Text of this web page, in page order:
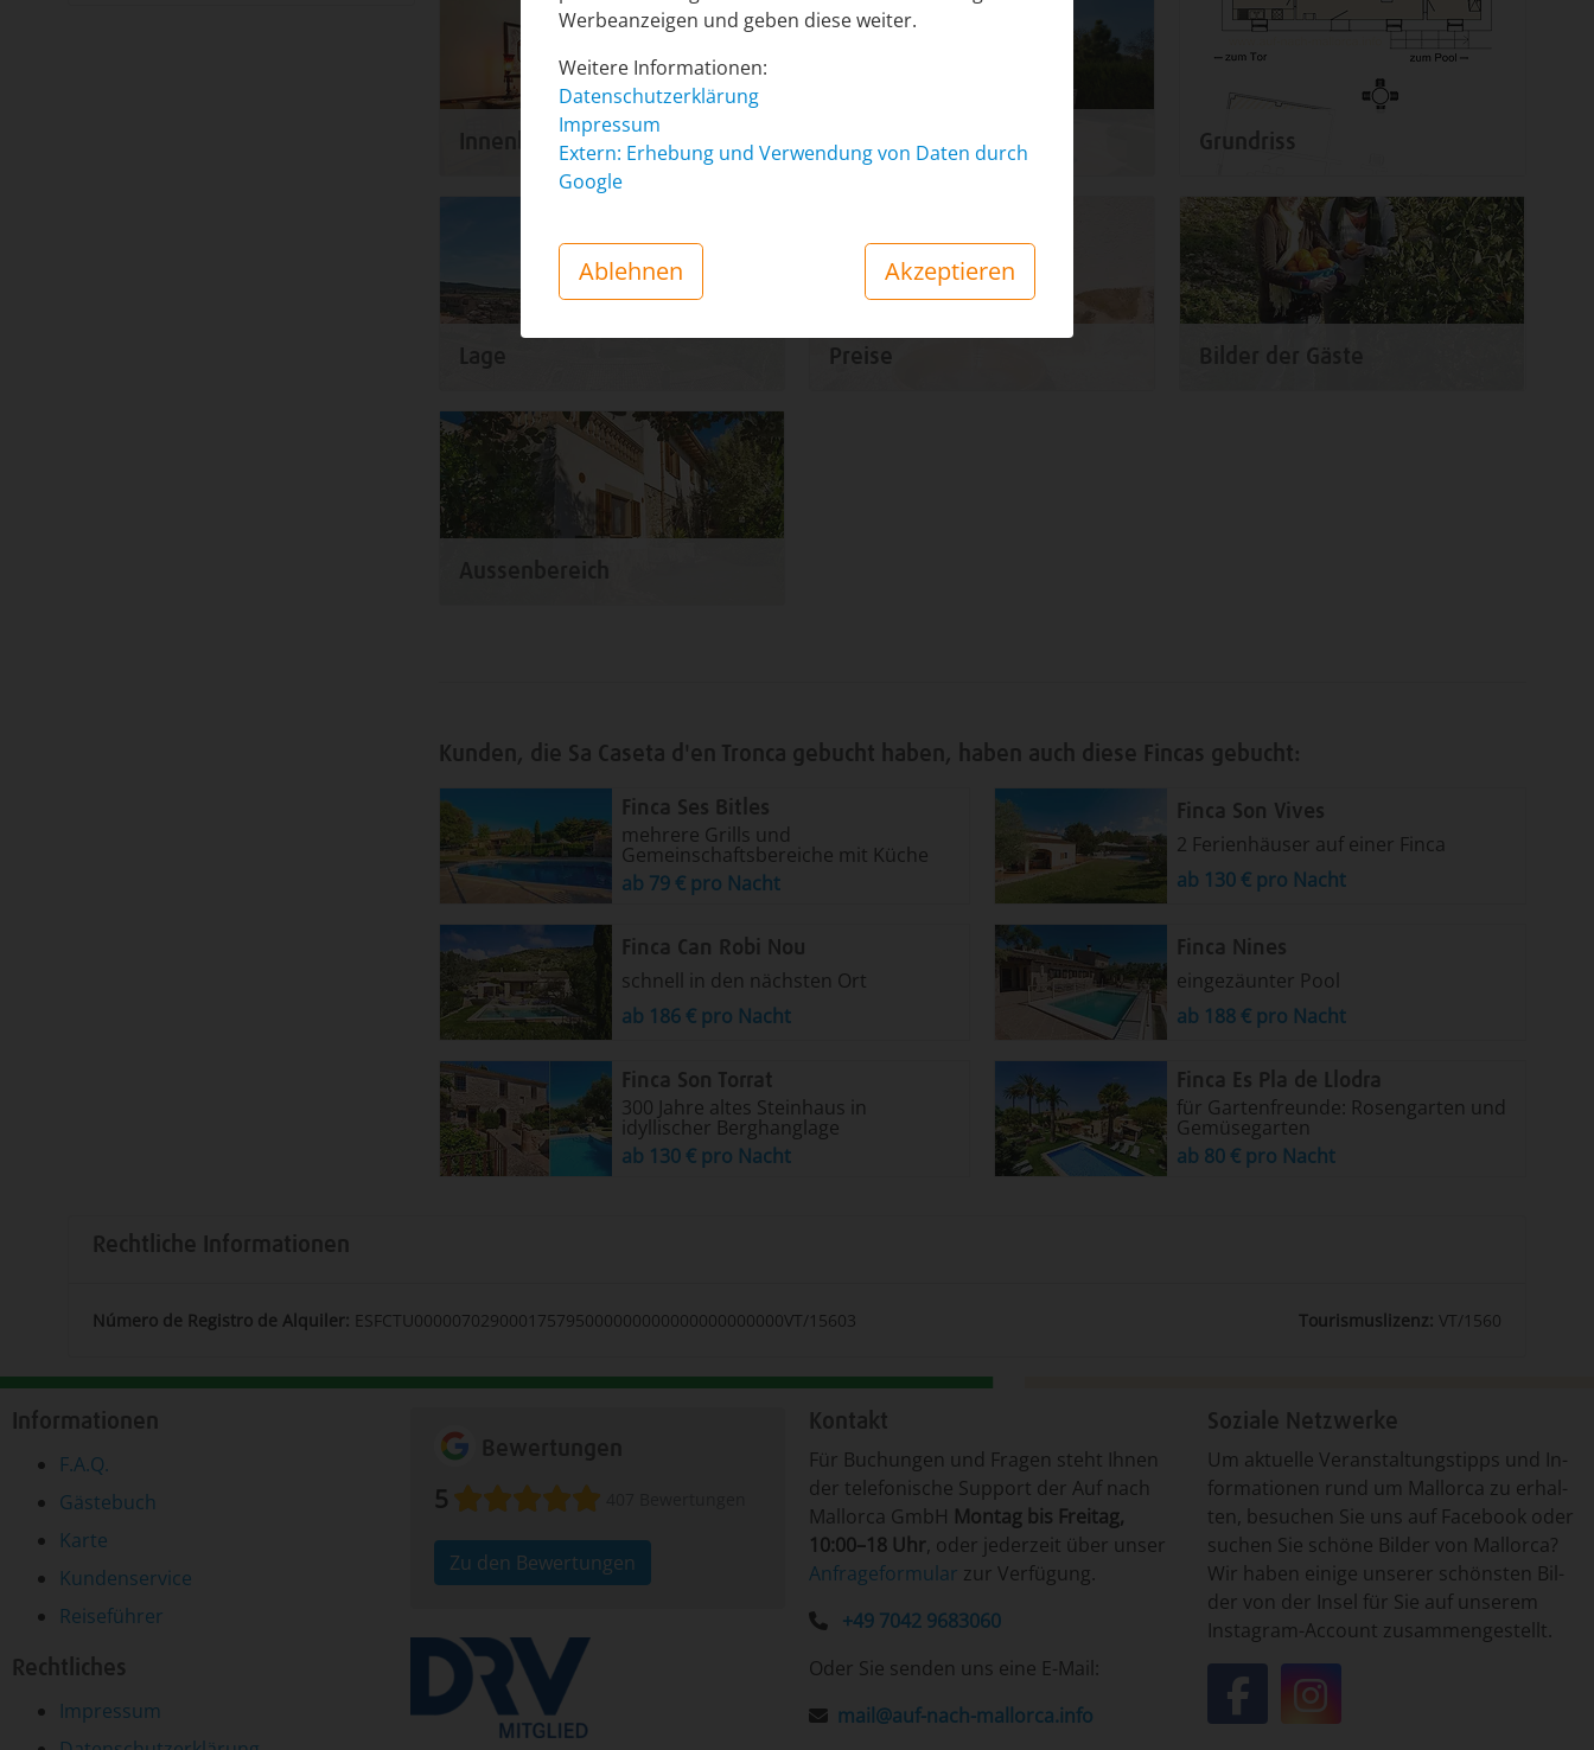
Innenbereich Panoramen Grundriss
Lage Preise Bilder der Gäste
Aussenbereich
Kunden, die Sa Caseta d'en Tronca gebucht haben, haben auch diese Fincas gebucht:
Finca Ses Bitles
mehrere Grills und
Gemeinschaftsbereiche mit Küche
ab 79 € pro Nacht
Finca Son Vives
2 Ferienhäuser auf einer Finca
ab 130 € pro Nacht
Finca Can Robi Nou
schnell in den nächsten Ort
ab 186 € pro Nacht
Finca Nines
eingezäunter Pool
ab 188 € pro Nacht
Finca Son Torrat
300 Jahre altes Steinhaus in
idyllischer Berghanglage
ab 130 € pro Nacht
Finca Es Pla de Llodra
für Gartenfreunde: Rosengarten und
Gemüsegarten
ab 80 € pro Nacht
Rechtliche Informationen
Número de Registro de Alquiler: ESFCTU000007029000175795000000000000000000000VT/15603 Tourismuslizenz: VT/1560
Informationen
F.A.Q.
Gästebuch
Karte
Kundenservice
Reiseführer
Rechtliches
Impressum
5
Zu den Bewertungen
Kontakt
Für ­Bu­chun­gen un­d Fra­gen ­steht Ih­nen
der te­le­fo­nische Sup­port der Auf nach
Mallorca GmbH Mon­tag ­bis Frei­tag,
10:00–18 Uhr, o­der je­der­zeit ­über­ un­ser
An­fra­ge­for­mu­lar ­zur Ver­fü­gung.
+49 7042 9683060
Oder Sie senden uns eine E-Mail:
mail@auf-nach-mallorca.info
Soziale Netzwerke
Um­ ak­tu­el­le ­Ver­an­stal­tungs­tipp­s un­d ­In­
for­ma­tio­nen run­d um ­Mal­lor­ca ­zu er­hal­
ten, ­be­su­chen ­Sie uns auf Fa­ce­book o­der
­su­chen ­Sie ­schö­ne ­Bil­der von ­Mal­lor­ca?
Wir ha­ben ei­ni­ge un­se­rer ­schöns­ten ­Bil­
der von ­der In­sel ­für ­Sie auf un­se­rem
Insta­gram-­Ac­count ­zu­sam­men­ge­stellt.
Werbeanzeigen und geben diese weiter.
Weitere Informationen:
Datenschutzerklärung
Impressum
Extern: Erhebung und Verwendung von Daten durch
Google
Ablehnen Akzeptieren